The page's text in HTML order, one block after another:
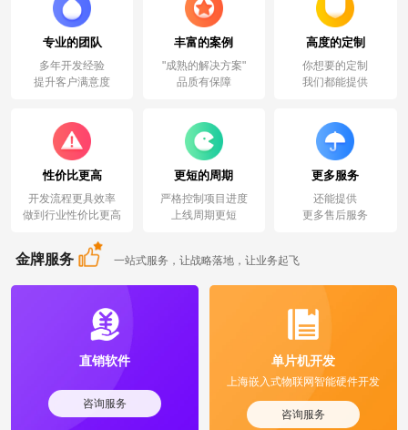
专业的团队
多年开发经验
提升客户满意度
丰富的案例
"成熟的解决方案"
品质有保障
高度的定制
你想要的定制
我们都能提供
性价比更高
开发流程更具效率
做到行业性价比更高
更短的周期
严格控制项目进度
上线周期更短
更多服务
还能提供
更多售后服务
金牌服务 一站式服务，让战略落地，让业务起飞
直销软件
咨询服务
单片机开发
上海嵌入式物联网智能硬件开发
咨询服务